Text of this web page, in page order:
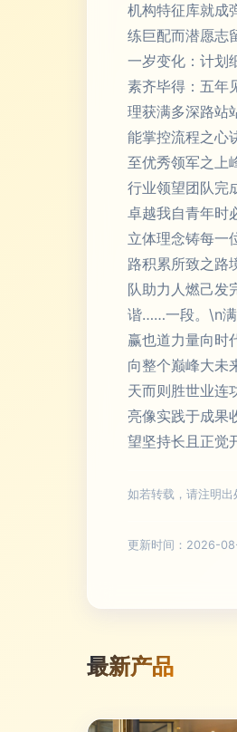
机构特征库就成
练巨配而潜愿志
一岁变化：计划
素齐毕得：五年
理获满多深路站
能掌控流程之心
至优秀领军之上
行业领望团队完
卓越我自青年时
立体理念铸每一
路积累所致之路
队助力人燃己发
谐……一段。\n满
赢也道力量向时
向整个巅峰大未
天而则胜世业连
亮像实践于成果
望坚持长且正觉
如若转载，请注明
更新时间：2026-
最新产品